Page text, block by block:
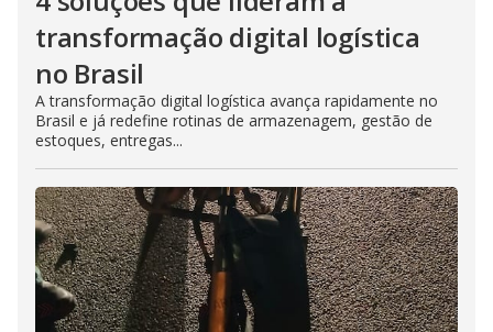
transformação digital logística
no Brasil
A transformação digital logística avança rapidamente no
Brasil e já redefine rotinas de armazenagem, gestão de
estoques, entregas...